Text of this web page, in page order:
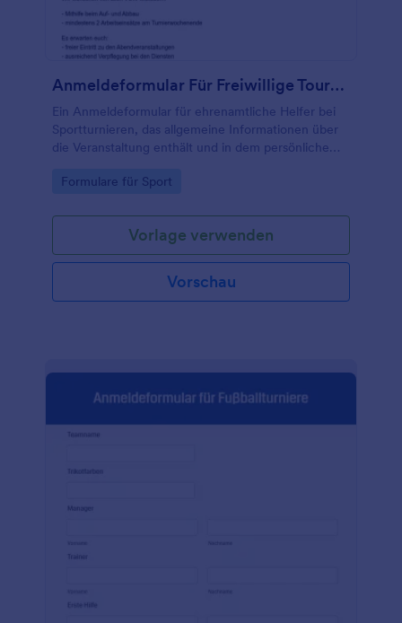
Anmeldeformular Für Freiwillige Tournament Helfer
Ein Anmeldeformular für ehrenamtliche Helfer bei
Sportturnieren, das allgemeine Informationen über
die Veranstaltung enthält und in dem persönliche
Go to Category:
Formulare für Sport
Vorlage verwenden
Vorschau